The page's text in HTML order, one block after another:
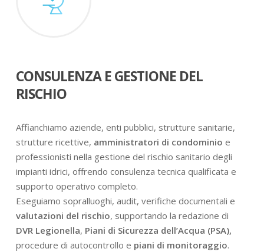
CONSULENZA E GESTIONE DEL
RISCHIO
Affianchiamo aziende, enti pubblici, strutture sanitarie,
strutture ricettive, amministratori di condominio e
professionisti nella gestione del rischio sanitario degli
impianti idrici, offrendo consulenza tecnica qualificata e
supporto operativo completo.
Eseguiamo sopralluoghi, audit, verifiche documentali e
valutazioni del rischio, supportando la redazione di
DVR Legionella, Piani di Sicurezza dell’Acqua (PSA),
procedure di autocontrollo e piani di monitoraggio.